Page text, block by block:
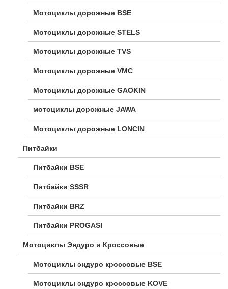
Мотоциклы дорожные BSE
Мотоциклы дорожные STELS
Мотоциклы дорожные TVS
Мотоциклы дорожные VMC
Мотоциклы дорожные GAOKIN
мотоциклы дорожные JAWA
Мотоциклы дорожные LONCIN
Питбайки
Питбайки BSE
Питбайки SSSR
Питбайки BRZ
Питбайки PROGASI
Мотоциклы Эндуро и Кроссовые
Мотоциклы эндуро кроссовые BSE
Мотоциклы эндуро кроссовые KOVE